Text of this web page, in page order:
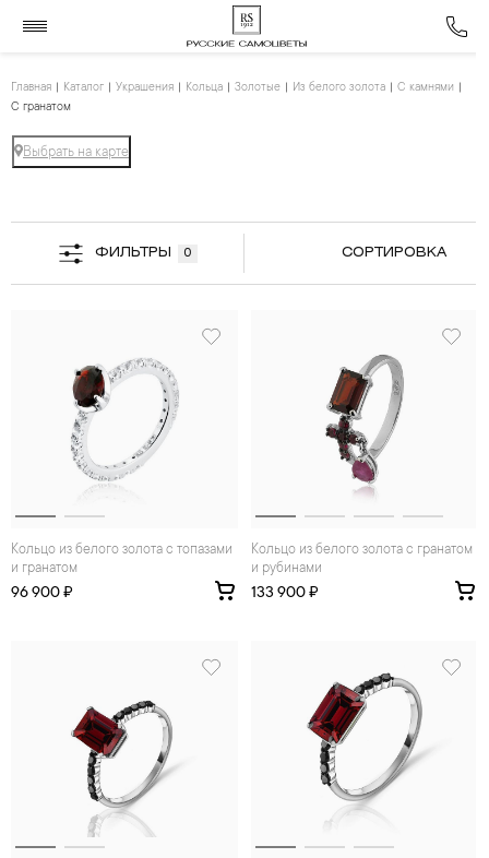
Главная Каталог Украшения Кольца Золотые Из белого золота
С камнями
С гранатом
Выбрать на карте
ФИЛЬТРЫ 0 СОРТИРОВКА
Кольцо из белого золота с топазами
и гранатом
96 900 ₽
Кольцо из белого золота с гранатом
и рубинами
133 900 ₽